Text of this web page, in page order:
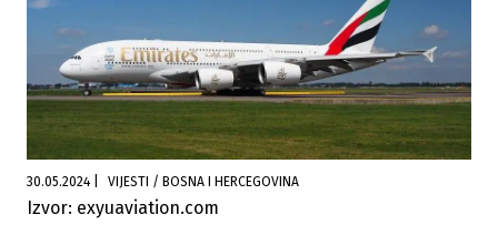
30.05.2024 VIJESTI / BOSNA I HERCEGOVINA
Izvor: exyuaviation.com